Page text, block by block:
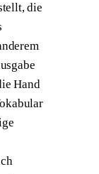
die
Hand